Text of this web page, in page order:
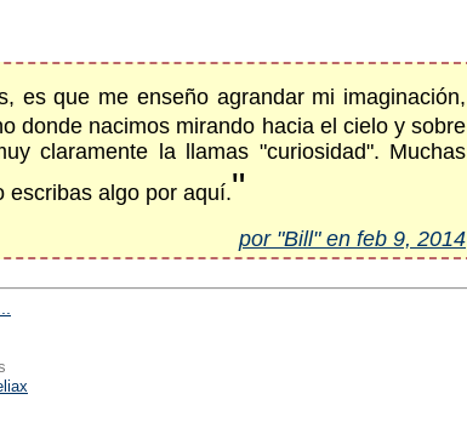
es que me enseño agrandar mi imaginación,
donde nacimos mirando hacia el cielo y sobre
claramente la llamas "curiosidad". Muchas
escribas algo por aquí."
por "Bill" en feb 9, 2014